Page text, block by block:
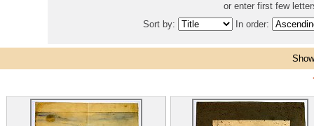
or enter first few
Sort by:
In order: